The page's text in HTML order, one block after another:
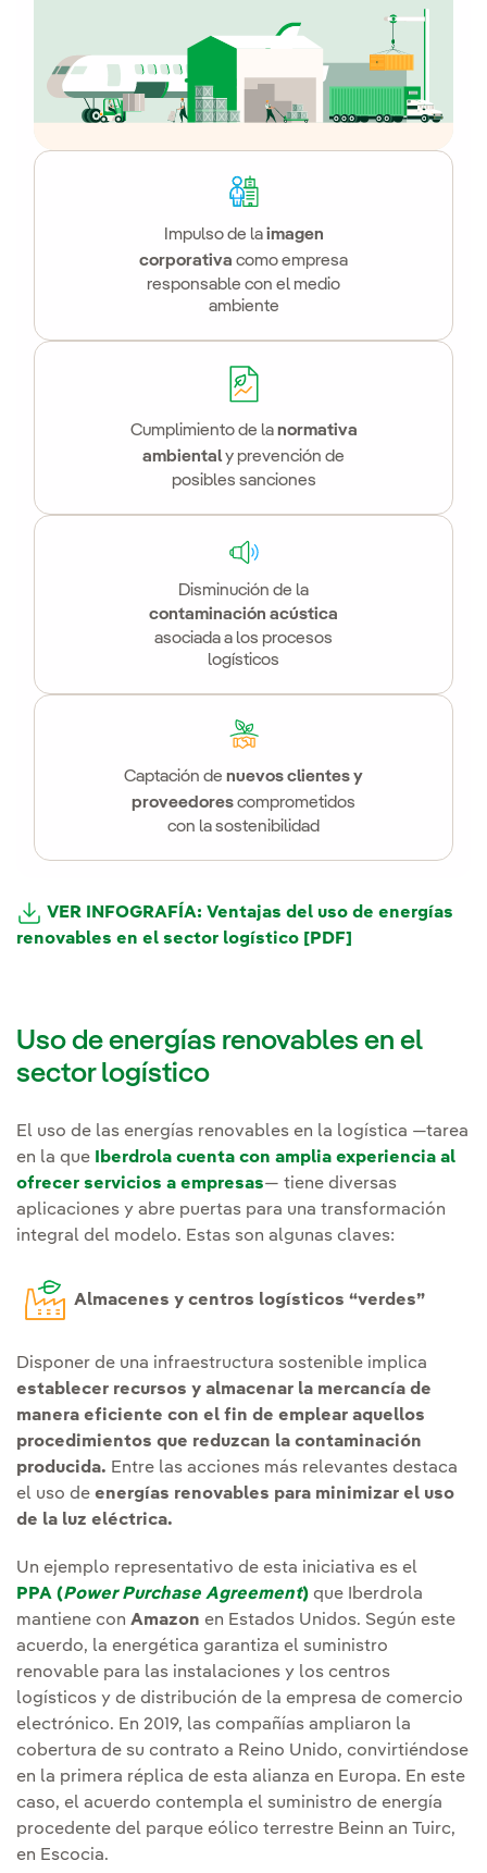
Impulso de laimagen
corporativa como empresa
responsable con el medio
ambiente
Cumplimiento de lanormativa
ambientaly prevención de
posibles sanciones
Disminución de la
contaminación acústica
asociada a los procesos
logísticos
Captación de nuevos clientes y
proveedorescomprometidos
con la sostenibilidad
VER INFOGRAFÍA: Ventajas del uso de energías
renovables en el sector logístico [PDF]
Uso de energías renovables en el
sector logístico
El uso de las energías renovables en la logística —tarea
en la que Iberdrola cuenta con amplia experiencia al
ofrecer servicios a empresas— tiene diversas
aplicaciones y abre puertas para una transformación
integral del modelo. Estas son algunas claves:
Almacenes y centros logísticos “verdes”
Disponer de una infraestructura sostenible implica
establecer recursos y almacenar la mercancía de
manera eficiente con el fin de emplear aquellos
procedimientos que reduzcan la contaminación
producida. Entre las acciones más relevantes destaca
el uso de energías renovables para minimizar el uso
de la luz eléctrica.
Un ejemplo representativo de esta iniciativa es el
PPA (Power Purchase Agreement) que Iberdrola
mantiene con Amazon en Estados Unidos. Según este
acuerdo, la energética garantiza el suministro
renovable para las instalaciones y los centros
logísticos y de distribución de la empresa de comercio
electrónico. En 2019, las compañías ampliaron la
cobertura de su contrato a Reino Unido, convirtiéndose
en la primera réplica de esta alianza en Europa. En este
caso, el acuerdo contempla el suministro de energía
procedente del parque eólico terrestre Beinn an Tuirc,
en Escocia.